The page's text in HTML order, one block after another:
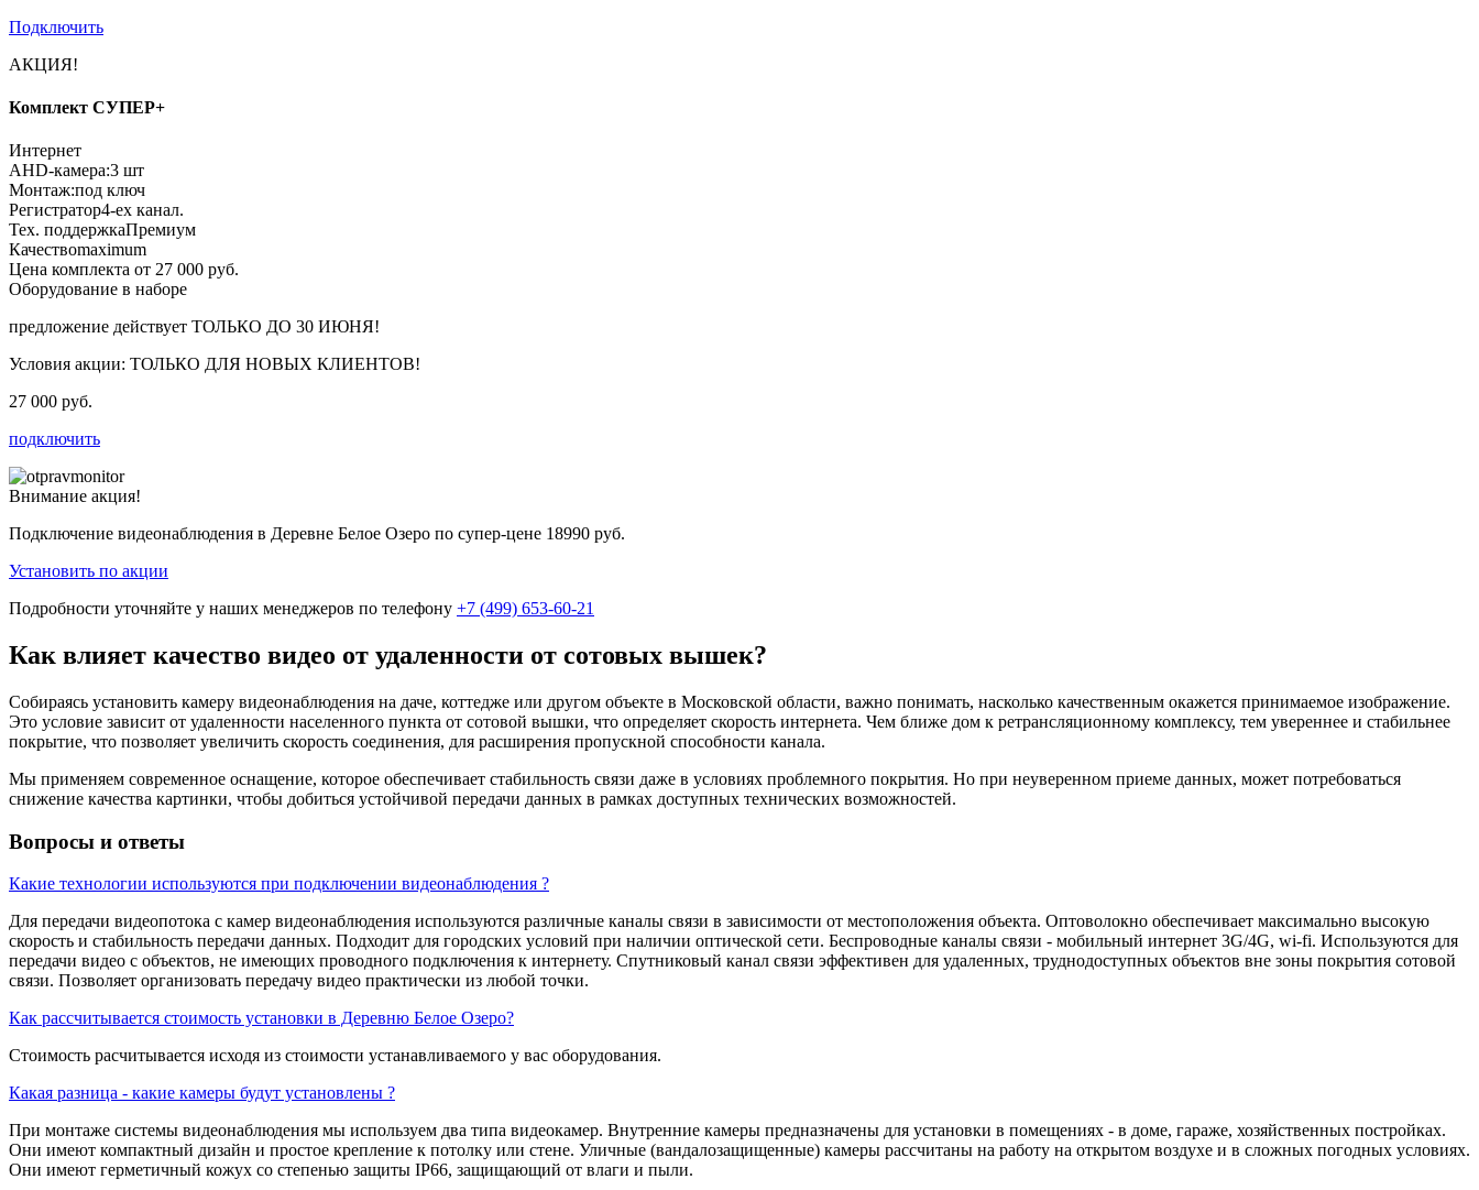
Подключить
АКЦИЯ!
Комплект СУПЕР+
Интернет
AHD-камера:3 шт
Монтаж:под ключ
Регистратор4-ех канал.
Тех. поддержкаПремиум
Качествоmaximum
Цена комплекта от 27 000 руб.
Оборудование в наборе
предложение действует ТОЛЬКО ДО 30 ИЮНЯ!
Условия акции: ТОЛЬКО ДЛЯ НОВЫХ КЛИЕНТОВ!
27 000 руб.
подключить
Внимание акция!
Подключение видеонаблюдения в Деревне Белое Озеро по супер-цене 18990 руб.
Установить по акции
Подробности уточняйте у наших менеджеров по телефону +7 (499) 653-60-21
Как влияет качество видео от удаленности от сотовых вышек?
Собираясь установить камеру видеонаблюдения на даче, коттедже или другом объекте в Московской области, важно понимать, насколько качественным окажется принимаемое изображение.
Это условие зависит от удаленности населенного пункта от сотовой вышки, что определяет скорость интернета. Чем ближе дом к ретрансляционному комплексу, тем увереннее и стабильнее
покрытие, что позволяет увеличить скорость соединения, для расширения пропускной способности канала.
Мы применяем современное оснащение, которое обеспечивает стабильность связи даже в условиях проблемного покрытия. Но при неуверенном приеме данных, может потребоваться
снижение качества картинки, чтобы добиться устойчивой передачи данных в рамках доступных технических возможностей.
Вопросы и ответы
Какие технологии используются при подключении видеонаблюдения ?
Для передачи видеопотока с камер видеонаблюдения используются различные каналы связи в зависимости от местоположения объекта. Оптоволокно обеспечивает максимально высокую
скорость и стабильность передачи данных. Подходит для городских условий при наличии оптической сети. Беспроводные каналы связи - мобильный интернет 3G/4G, wi-fi. Используются для
передачи видео с объектов, не имеющих проводного подключения к интернету. Спутниковый канал связи эффективен для удаленных, труднодоступных объектов вне зоны покрытия сотовой
связи. Позволяет организовать передачу видео практически из любой точки.
Как рассчитывается стоимость установки в Деревню Белое Озеро?
Стоимость расчитывается исходя из стоимости устанавливаемого у вас оборудования.
Какая разница - какие камеры будут установлены ?
При монтаже системы видеонаблюдения мы используем два типа видеокамер. Внутренние камеры предназначены для установки в помещениях - в доме, гараже, хозяйственных постройках.
Они имеют компактный дизайн и простое крепление к потолку или стене. Уличные (вандалозащищенные) камеры рассчитаны на работу на открытом воздухе и в сложных погодных условиях.
Они имеют герметичный кожух со степенью защиты IP66, защищающий от влаги и пыли.